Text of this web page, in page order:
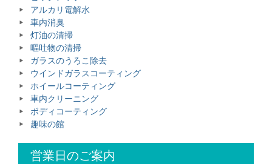
アルカリ電解水
車内消臭
灯油の清掃
嘔吐物の清掃
ガラスのうろこ除去
ウインドガラスコーティング
ホイールコーティング
車内クリーニング
ボディコーティング
趣味の館
営業日のご案内